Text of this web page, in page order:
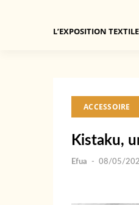
L’EXPOSITION
ACCESSOIRE
Kistaku,
Efua - 08/05/